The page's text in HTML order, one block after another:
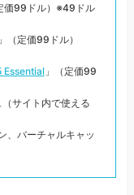
価99ドル）※49ドル
（定価99ドル）
Essential」（定価99
サイト内で使える
、バーチャルキャッ